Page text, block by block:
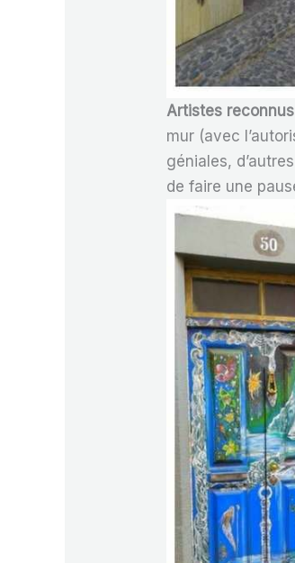
Artistes
mur (avec
géniales,
de faire une